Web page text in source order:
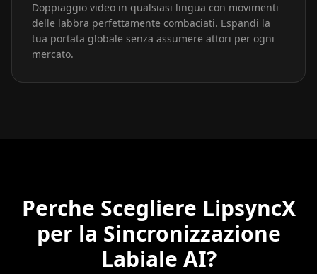
Doppiaggio video in qualsiasi lingua con movimenti
delle labbra perfettamente combaciati. Espandi la
tua portata globale senza assumere attori per ogni
mercato.
Perche Scegliere LipsyncX
per la Sincronizzazione
Labiale AI?